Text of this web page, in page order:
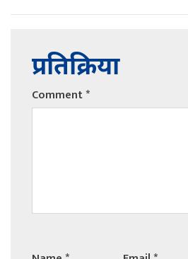
प्रतिक्रिया
Comment*